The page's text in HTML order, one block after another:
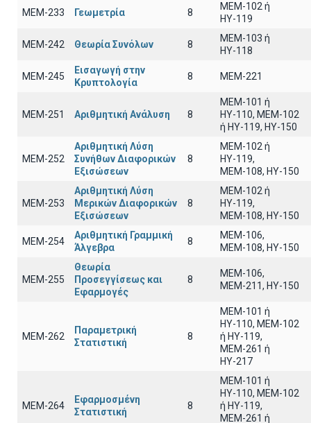
ΜΕΜ-233 Γεωμετρία 8
MEM-102 ή
ΗΥ-119
ΜΕΜ-242 Θεωρία Συνόλων 8
ΜΕΜ-103 ή
ΗΥ-118
ΜΕΜ-245
Εισαγωγή στην
Κρυπτολογία
8 MEM-221
ΜΕΜ-251 Αριθμητική Ανάλυση 8
ΜΕΜ-101 ή
ΗΥ-110, MEM-102
ή ΗΥ-119, ΗΥ-150
ΜΕΜ-252
Αριθμητική Λύση
Συνήθων Διαφορικών
Εξισώσεων
8
MEM-102 ή
ΗΥ-119,
ΜΕΜ-108, ΗΥ-150
ΜΕΜ-253
Αριθμητική Λύση
Μερικών Διαφορικών
Εξισώσεων
8
ΜΕΜ-102 ή
ΗΥ-119,
ΜΕΜ-108, ΗΥ-150
ΜΕΜ-254
Αριθμητική Γραμμική
Άλγεβρα
8
ΜΕΜ-106,
ΜΕΜ-108, ΗΥ-150
ΜΕΜ-255
Θεωρία
Προσεγγίσεως και
Εφαρμογές
8
ΜΕΜ-106,
ΜΕΜ-211, ΗΥ-150
ΜΕΜ-262
Παραμετρική
Στατιστική
8
ΜΕΜ-101 ή
ΗΥ-110, MEM-102
ή ΗΥ-119,
ΜΕΜ-261 ή
ΗΥ-217
ΜΕΜ-264
Εφαρμοσμένη
Στατιστική
8
ΜΕΜ-101 ή
ΗΥ-110, MEM-102
ή ΗΥ-119,
ΜΕΜ-261 ή